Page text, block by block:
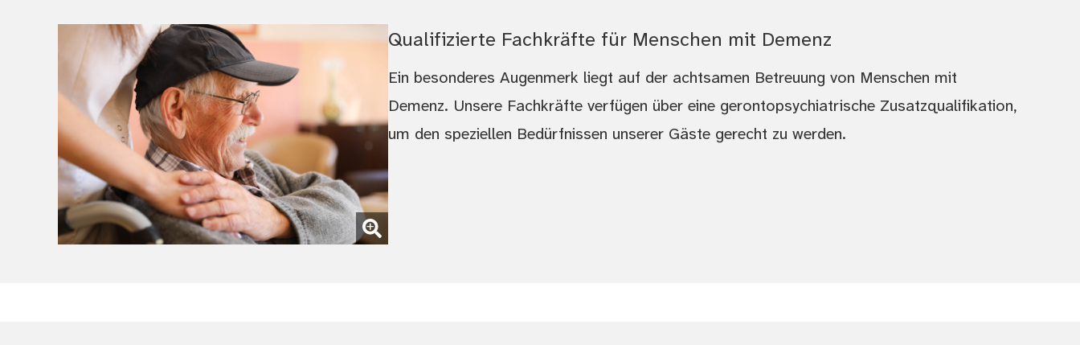
(Bild vergrößern)
Qualifizierte Fachkräfte für Menschen mit Demenz
Ein besonderes Augenmerk liegt auf der achtsamen Betreuung von Menschen mit
Demenz. Unsere Fachkräfte verfügen über eine gerontopsychiatrische Zusatzqualifikation,
um den speziellen Bedürfnissen unserer Gäste gerecht zu werden.